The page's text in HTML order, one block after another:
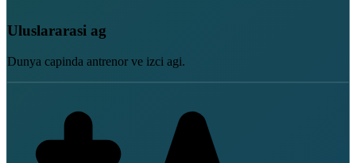
Uluslararasi ag
Dunya capinda antrenor ve izci agi.